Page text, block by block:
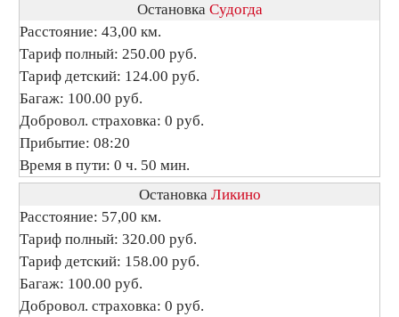
Остановка Судогда
Расстояние: 43,00 км.
Тариф полный: 250.00 руб.
Тариф детский: 124.00 руб.
Багаж: 100.00 руб.
Добровол. страховка: 0 руб.
Прибытие: 08:20
Время в пути: 0 ч. 50 мин.
Остановка Ликино
Расстояние: 57,00 км.
Тариф полный: 320.00 руб.
Тариф детский: 158.00 руб.
Багаж: 100.00 руб.
Добровол. страховка: 0 руб.